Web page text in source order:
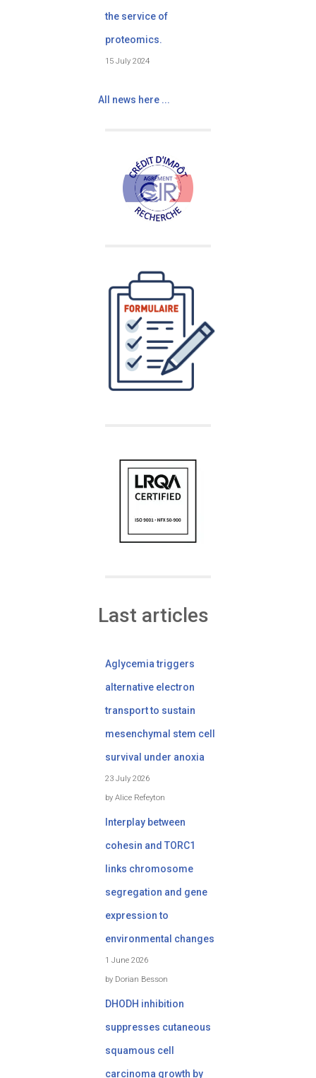
the service of
proteomics.
15 July 2024
All news here ...
Last articles
Aglycemia triggers
alternative electron
transport to sustain
mesenchymal stem cell
survival under anoxia
23 July 2026
by Alice Refeyton
Interplay between
cohesin and TORC1
links chromosome
segregation and gene
expression to
environmental changes
1 June 2026
by Dorian Besson
DHODH inhibition
suppresses cutaneous
squamous cell
carcinoma growth by